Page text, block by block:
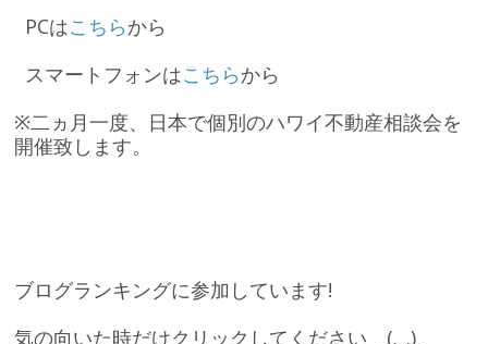
PCはこちらから
スマートフォンはこちらから
※二ヵ月一度、日本で個別のハワイ不動産相談会を
開催致します。
ブログランキングに参加しています!
気の向いた時だけクリックしてください
_(._.)_